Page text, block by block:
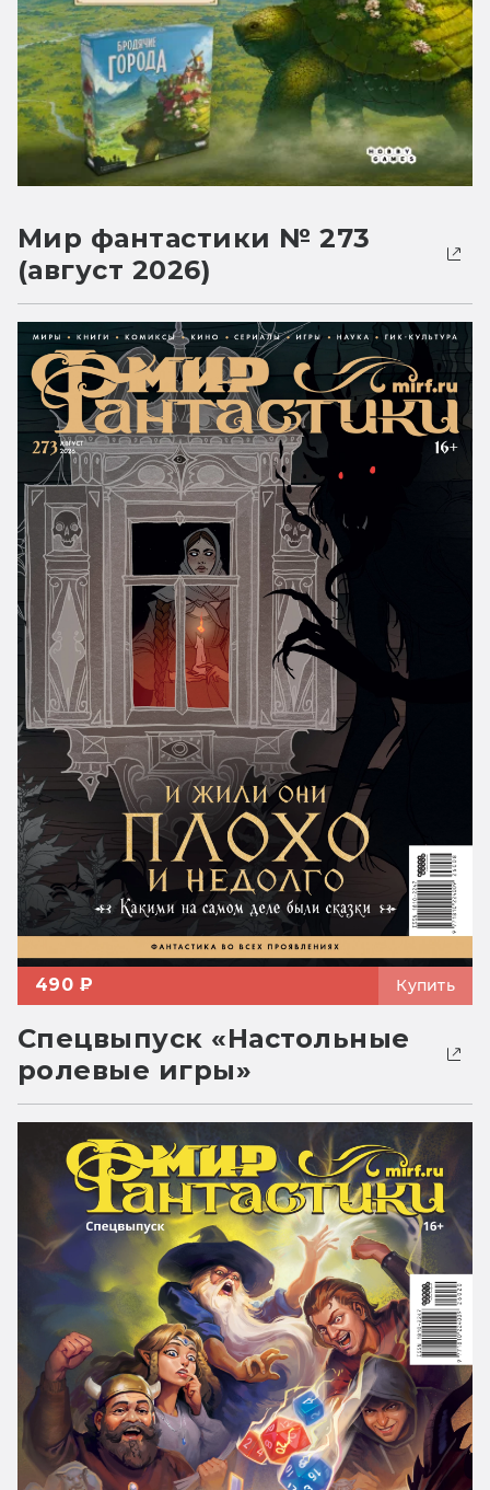
Мир фантастики № 273
(август 2026)
490 ₽ Купить
Спецвыпуск «Настольные
ролевые игры»